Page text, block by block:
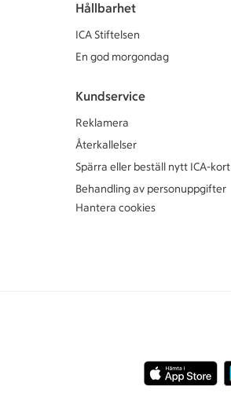
Hållbarhet
ICA Stiftelsen
En god morgondag
Kundservice
Reklamera
Återkallelser
Spärra eller beställ nytt ICA-kort
Behandling av personuppgifter
Hantera cookies